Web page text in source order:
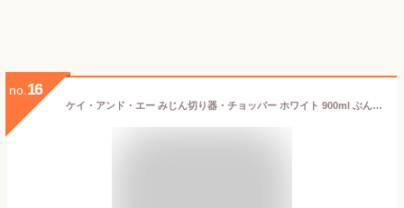
no. 16
ケイ・アンド・エー みじん切り器・チョッパー ホワイト 900ml ぶんぶんチョッパー5 BBC-21